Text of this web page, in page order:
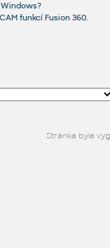
funkcí Fusion 360.
Stránka byla